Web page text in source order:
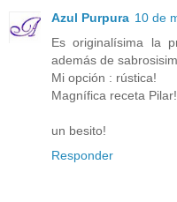
Azul Purpura 10 de
Es originalísima la
además de
Mi opción : rústica!
Magnífica receta Pilar!
un besito!
Responder